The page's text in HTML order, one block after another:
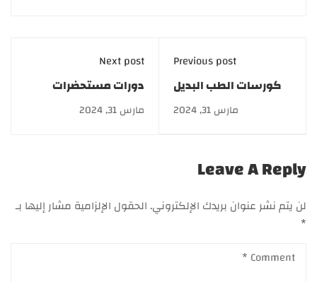
Previous post
كورسات الطب البديل
والأعشاب | أكاديمية
gate
مارس 31, 2024
Next post
دورات مستحضرات
التجميل.. خصم خاص
لفترة محدودة
مارس 31, 2024
Leave A Reply
لن يتم نشر عنوان بريدك الإلكتروني.الحقول الإلزامية مشار إليها بـ
*